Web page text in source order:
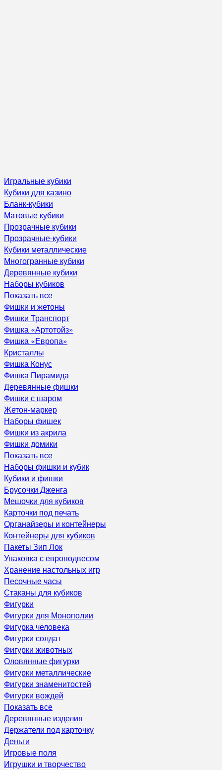
Игральные кубики
Кубики для казино
Бланк-кубики
Матовые кубики
Прозрачные кубики
Прозрачные-кубики
Кубики металлические
Многогранные кубики
Деревянные кубики
Наборы кубиков
Показать все
Фишки и жетоны
Фишки Транспорт
Фишка «Артотойз»
Фишка «Европа»
Кристаллы
Фишка Конус
Фишка Пирамида
Деревянные фишки
Фишки с шаром
Жетон-маркер
Наборы фишек
Фишки из акрила
Фишки домики
Показать все
Наборы фишки и кубик
Кубики и фишки
Брусочки Дженга
Мешочки для кубиков
Карточки под печать
Органайзеры и контейнеры
Контейнеры для кубиков
Пакеты Зип Лок
Упаковка с европодвесом
Хранение настольных игр
Песочные часы
Стаканы для кубиков
Фигурки
Фигурки для Монополии
Фигурка человека
Фигурки солдат
Фигурки животных
Оловянные фигурки
Фигурки металлические
Фигурки знаменитостей
Фигурки вождей
Показать все
Деревянные изделия
Держатели под карточку
Деньги
Игровые поля
Игрушки и творчество